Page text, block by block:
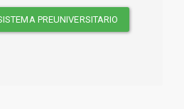
PREUNIVERSITARIO